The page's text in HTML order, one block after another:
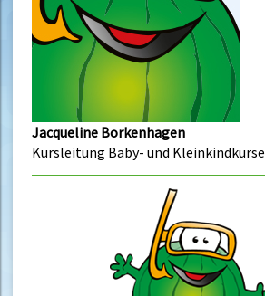
Jacqueline Borkenhagen
Kursleitung Baby- und Kleinkindkurse